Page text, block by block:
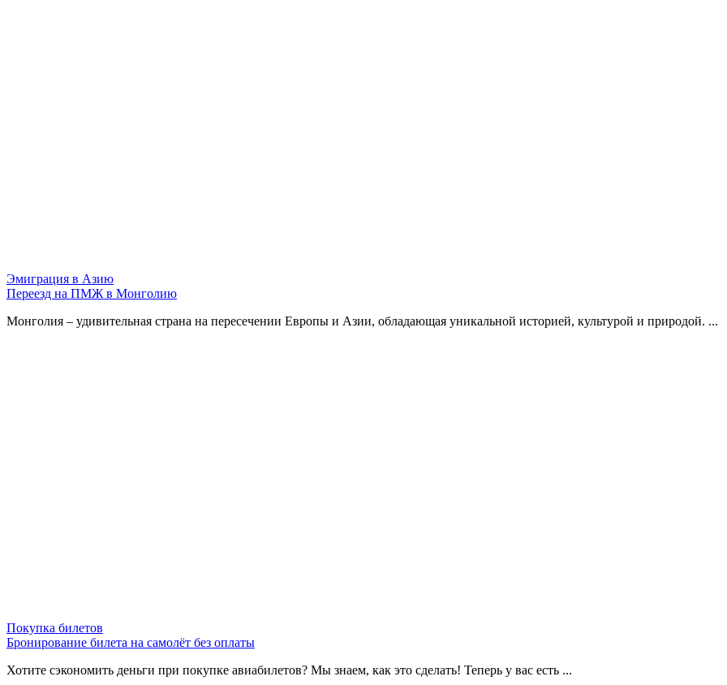
Эмиграция в Азию
Переезд на ПМЖ в Монголию
Монголия – удивительная страна на пересечении Европы и Азии, обладающая уникальной историей, культурой и природой. ...
Покупка билетов
Бронирование билета на самолёт без оплаты
Хотите сэкономить деньги при покупке авиабилетов? Мы знаем, как это сделать! Теперь у вас есть ...